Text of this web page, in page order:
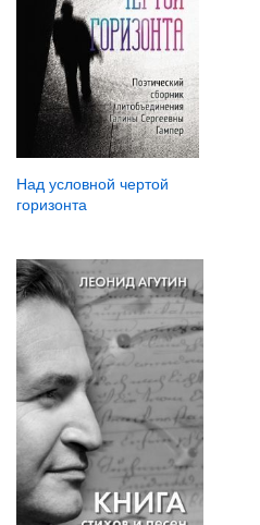
Над условной чертой
горизонта